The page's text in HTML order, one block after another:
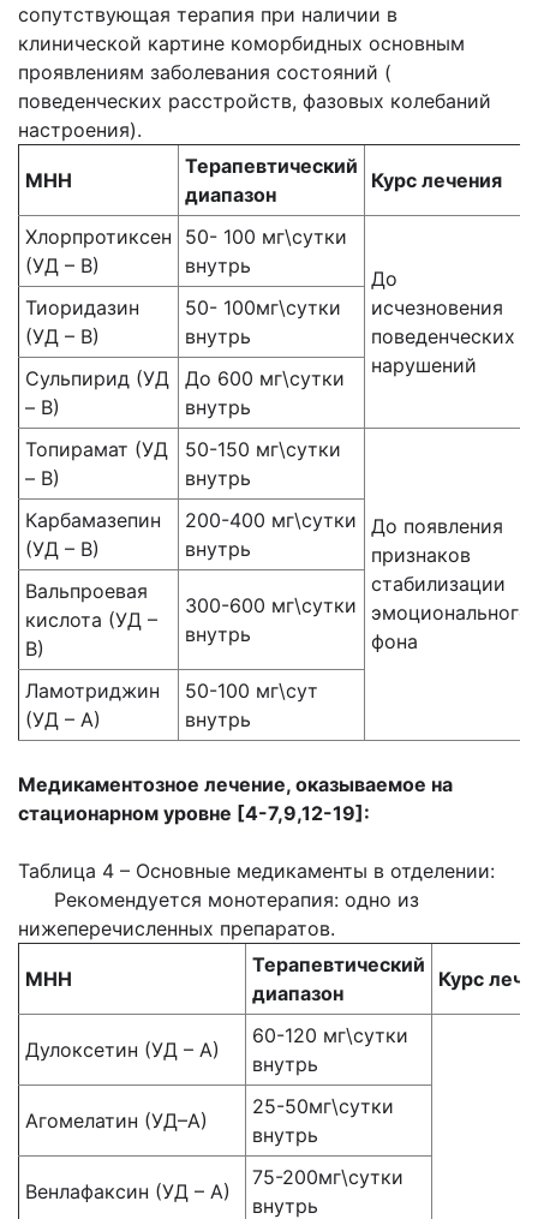
сопутствующая терапия при наличии в
клинической картине коморбидных основным
проявлениям заболевания состояний (
поведенческих расстройств, фазовых колебаний
настроения).
МНН
Терапевтический
диапазон
Курс лечения
Хлорпротиксен
(УД – В)
50- 100 мг\сутки
внутрь
До
исчезновения
поведенческих
нарушений
Тиоридазин
(УД – В)
50- 100мг\сутки
внутрь
Сульпирид (УД
– В)
До 600 мг\сутки
внутрь
Топирамат (УД
– В)
50-150 мг\сутки
внутрь
До появления
признаков
стабилизации
эмоционального
фона
Карбамазепин
(УД – В)
200-400 мг\сутки
внутрь
Вальпроевая
кислота (УД –
В)
300-600 мг\сутки
внутрь
Ламотриджин
(УД – А)
50-100 мг\сут
внутрь
Медикаментозное лечение, оказываемое на
стационарном уровне [4-7,9,12-19]:
Таблица 4 – Основные медикаменты в отделении:
Рекомендуется монотерапия: одно из
нижеперечисленных препаратов.
МНН
Терапевтический
диапазон
Курс
Дулоксетин (УД – А)
60-120 мг\сутки
внутрь
Агомелатин (УД–А)
25-50мг\сутки
внутрь
Венлафаксин (УД – А)
75-200мг\сутки
внутрь